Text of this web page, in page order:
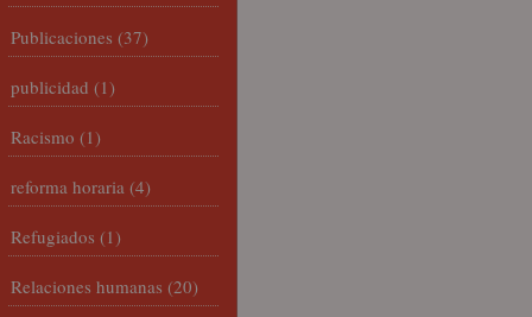
Publicaciones (37)
publicidad (1)
Racismo (1)
reforma horaria (4)
Refugiados (1)
Relaciones humanas (20)